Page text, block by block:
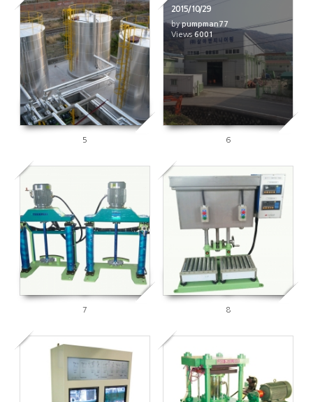
5993
5
2015/10/29
bypumpman77
Views6001
6
5925
7
5813
8
5734 6017